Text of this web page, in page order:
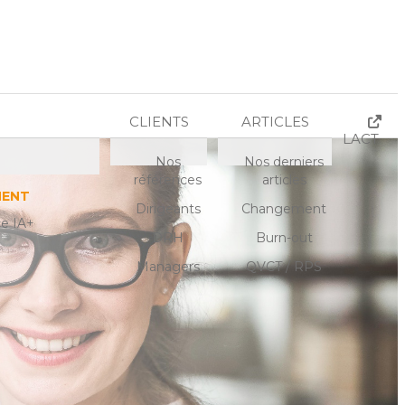
IA+
CLIENTS
Nos
références
Dirigeants
DRH
Managers
ARTICLES
Nos derniers
articles
Changement
Burn-out
QVCT / RPS
LACT